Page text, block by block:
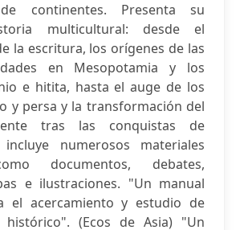
continentes. Presenta su
multicultural: desde el
la escritura, los orígenes de las
en Mesopotamia y los
e hitita, hasta el auge de los
y persa y la transformación del
tras las conquistas de
numerosos materiales
documentos, debates,
e ilustraciones. "Un manual
el acercamiento y estudio de
(Ecos de Asia) "Un